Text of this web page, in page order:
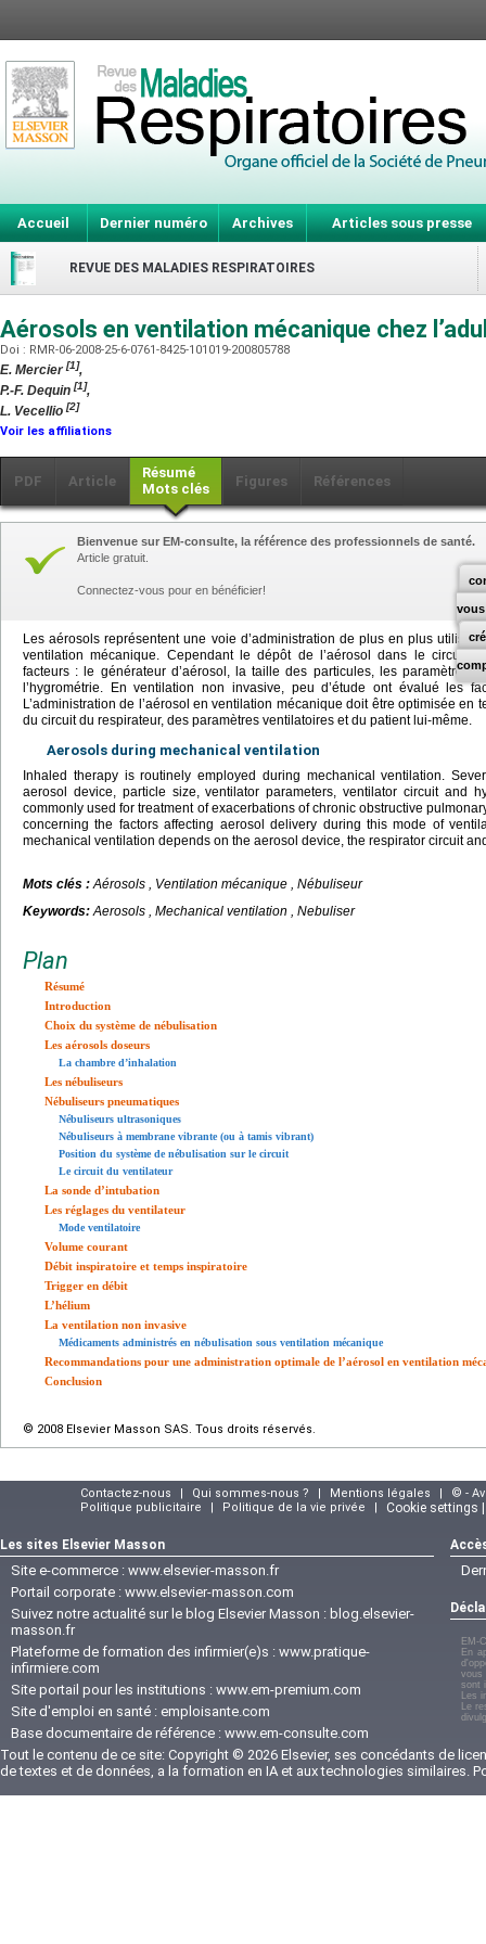
Accueil Dernier numéro Archives Articles sous presse
REVUE DES MALADIES RESPIRATOIRES
Aérosols en ventilation mécanique chez
Doi : RMR-06-2008-25-6-0761-8425-101019-200805788
E. Mercier[1],
P.-F. Dequin [1],
L. Vecellio [2]
Voir les affiliations
PDF Article
Résumé
Mots clés
Figures Références
vous
Bienvenue sur EM-consulte, la référence des professionnels de santé.
Article gratuit.
Connectez-vous pour en bénéficier!
Les aérosols représentent une voie d’administration de plus en plus
ventilation mécanique. Cependant le dépôt de l’aérosol dans le circuit
facteurs : le générateur d’aérosol, la taille des particules, les paramètres
l’hygrométrie. En ventilation non invasive, peu d’étude ont évalué les
L’administration de l’aérosol en ventilation mécanique doit être optimisée en
du circuit du respirateur, des paramètres ventilatoires et du patient lui-même.
Aerosols during mechanical ventilation
Inhaled therapy is routinely employed during mechanical ventilation.
aerosol device, particle size, ventilator parameters, ventilator circuit and
commonly used for treatment of exacerbations of chronic obstructive
concerning the factors affecting aerosol delivery during this mode of
mechanical ventilation depends on the aerosol device, the respirator circuit
Mots clés :Aérosols , Ventilation mécanique , Nébuliseur
Keywords:Aerosols , Mechanical ventilation , Nebuliser
Plan
Résumé
Introduction
Choix du système de nébulisation
Les aérosols doseurs
La chambre d’inhalation
Les nébuliseurs
Nébuliseurs pneumatiques
Nébuliseurs ultrasoniques
Nébuliseurs à membrane vibrante (ou à tamis vibrant)
Position du système de nébulisation sur le circuit
Le circuit du ventilateur
La sonde d’intubation
Les réglages du ventilateur
Mode ventilatoire
Volume courant
Débit inspiratoire et temps inspiratoire
Trigger en débit
L’hélium
La ventilation non invasive
Médicaments administrés en nébulisation sous ventilation mécanique
Recommandations pour une administration optimale de l’aérosol en ventilation
Conclusion
© 2008 Elsevier Masson SAS. Tous droits réservés.
Contactez-nous | Qui sommes-nous ? | Mentions légales |
© -
Politique publicitaire
| Politique de la vie privée | Cookie settings
Les sites Elsevier Masson
Site e-commerce : www.elsevier-masson.fr
Portail corporate : www.elsevier-masson.com
Suivez notre actualité sur le blog Elsevier Masson : blog.elsevier-
masson.fr
Plateforme de formation des infirmier(e)s : www.pratique-
infirmiere.com
Site portail pour les institutions : www.em-premium.com
Site d'emploi en santé : emploisante.com
Base documentaire de référence : www.em-consulte.com
EM-
En
vous
sont
Les
Le
Tout le contenu de ce site: Copyright © 2026 Elsevier, ses concédants de
de textes et de données, a la formation en IA et aux technologies similaires.